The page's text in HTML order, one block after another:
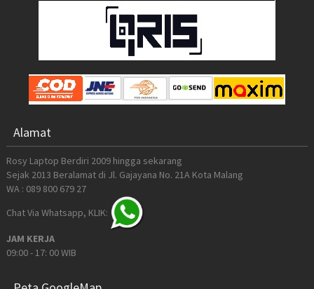
Alamat
Rosy Laptop Berdiri 2009 hingga sekarang
Sejak 2013 Beralamat di Jl. Gajayana No. 21A Kota Malang
WA : 089 800 679 27
Chat Via Whatsapp, KLIK:
JAM KERJA
09:00 - 17: 00 WIB